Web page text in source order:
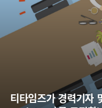
티타임즈가 경력기